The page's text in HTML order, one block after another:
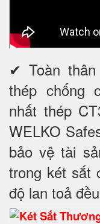
✔ Toàn
thép chống
nhất thép
WELKO
bảo vệ tài
trong két sắt
độ lan toả